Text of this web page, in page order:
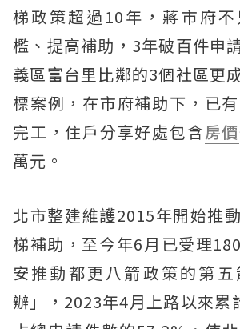
梯政策超過10年，蔣市府
檻、提高補助，3年破百件申
義區富台里比鄰的3個社區更
標案例，在市府補助下，已
完工，住戶分享好處包含房價
萬元。
北市整建維護2015年開始推
梯補助，至今年6月已受理
安推動都更八箭政策的第
辦」，2023年4月上路以來累